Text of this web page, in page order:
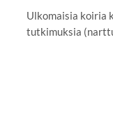
Ulkomaisia koiria
tutkimuksia